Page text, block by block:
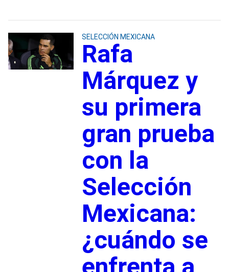
SELECCIÓN MEXICANA
Rafa
Márquez y
su primera
gran prueba
con la
Selección
Mexicana:
¿cuándo se